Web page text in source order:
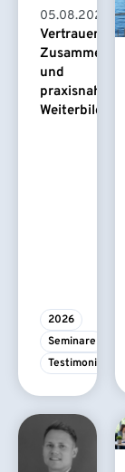
05.08.2026
und
praxisnahe
Weiterbildung
2026
Seminare
Testimonial